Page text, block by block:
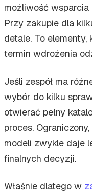
możliwość
Przy zakupie dla
detale. To
termin wdrożenia
Jeśli zespół ma
wybór do kilku
otwierać pełny
proces.
modeli zwykle daje
finalnych decyzji.
Właśnie dlatego w